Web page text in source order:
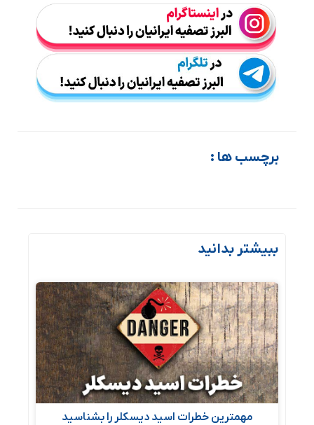
برچسب ها :
ببیشتر بدانید
مهمترین خطرات اسید دیسکلر را بشناسید